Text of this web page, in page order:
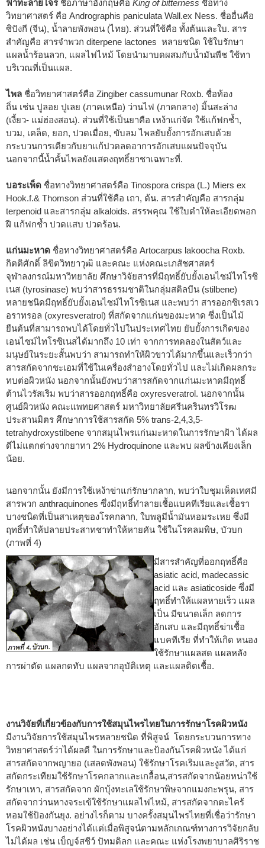
ฟ้าทะลายโจรชื่อภาษาอังกฤษคือ King of bitterness ชื่อทาง
วิทยาศาสตร์ คือ Andrographis paniculata Wall.ex Ness. ชื่ออื่นคือ
ซิปังกี (จีน), น้ำลายพังพอน (ไทย). ส่วนที่ใช้คือ ทั้งต้นและใบ. สาร
สำคัญคือ สารจำพวก diterpene lactones หลายชนิด ใช้ใบรักษา
แผลน้ำร้อนลวก, แผลไฟไหม้ โดยนำมาบดผสมกับน้ำมันพืช ใช้ทา
บริเวณที่เป็นแผล.
ไพล ชื่อวิทยาศาสตร์คือ Zingiber cassumunar Roxb. ชื่อท้อง
ถิ่น เช่น ปูลอย ปูเลย (ภาคเหนือ) ว่านไฟ (ภาคกลาง) มิ้นสะล่าง
(เงี้ยว- แม่ฮ่องสอน). ส่วนที่ใช้เป็นยาคือ เหง้าแก่จัด ใช้แก้ฟกช้ำ,
บวม, เคล็ด, ยอก, ปวดเมื่อย, ขับลม ไพลยับยั้งการอักเสบด้วย
กระบวนการเดียวกับยาแก้ปวดลดอาการอักเสบแผนปัจจุบัน
นอกจากนี้น้ำคั้นไพลยังแสดงฤทธิ์ยาชาเฉพาะที่.
บอระเพ็ด ชื่อทางวิทยาศาสตร์คือ Tinospora crispa (L.) Miers ex
Hook.f.& Thomson ส่วนที่ใช้คือ เถา, ต้น. สารสำคัญคือ สารกลุ่ม
terpenoid และสารกลุ่ม alkaloids. สรรพคุณ ใช้ใบตำให้ละเอียดพอก
ฝี แก้ฟกช้ำ ปวดแสบ ปวดร้อน.
แก่นมะหาด ชื่อทางวิทยาศาสตร์คือ Artocarpus lakoocha Roxb.
กิตติศักดิ์ ลิขิตวิทยาวุฒิ และคณะ แห่งคณะเภสัชศาสตร์
จุฬาลงกรณ์มหาวิทยาลัย ศึกษาวิจัยสารที่มีฤทธิ์ยับยั้งเอนไซม์ไทโรซิ
เนส (tyrosinase) พบว่าสารธรรมชาติในกลุ่มสติลบีน (stilbene)
หลายชนิดมีฤทธิ์ยับยั้งเอนไซม์ไทโรซิเนส และพบว่า สารออกซิเรสเว
อราทรอล (oxyresveratrol) ที่สกัดจากแก่นของมะหาด ซึ่งเป็นไม้
ยืนต้นที่สามารถพบได้โดยทั่วไปในประเทศไทย ยับยั้งการเกิดของ
เอนไซม์ไทโรซิเนสได้มากถึง 10 เท่า จากการทดลองในสัตว์และ
มนุษย์ในระยะสั้นพบว่า สามารถทำให้ผิวขาวได้มากขึ้นและเร็วกว่า
สารสกัดจากชะเอมที่ใช้ในเครื่องสำอางโดยทั่วไป และไม่เกิดผลกระ
ทบต่อผิวหนัง นอกจากนั้นยังพบว่าสารสกัดจากแก่นมะหาดมีฤทธิ์
ต้านไวรัสเริม พบว่าสารออกฤทธิ์คือ oxyresveratrol. นอกจากนั้น
ศูนย์ผิวหนัง คณะแพทยศาสตร์ มหาวิทยาลัยศรีนครินทรวิโรฒ
ประสานมิตร ศึกษาการใช้สารสกัด 5% trans-2,4,3,5-
tetrahydroxystilbene จากสมุนไพรแก่นมะหาดในการรักษาฝ้า ได้ผล
ดีไม่แตกต่างจากยาทา 2% Hydroquinone และพบ ผลข้างเคียงเล็ก
น้อย.
นอกจากนั้น ยังมีการใช้เหง้าข่าแก่รักษากลาก, พบว่าใบชุมเห็ดเทศมี
สารพวก anthraquinones ซึ่งมีฤทธิ์ทำลายเชื้อแบคทีเรียและเชื้อรา
บางชนิดที่เป็นสาเหตุของโรคกลาก, ใบพลูมีน้ำมันหอมระเหย ซึ่งมี
ฤทธิ์ทำให้ปลายประสาทชาทำให้หายคัน ใช้ในโรคลมพิษ, บัวบก
(ภาพที่ 4)
มีสารสำคัญที่ออกฤทธิ์คือ
asiatic acid, madecassic
acid และ asiaticoside ซึ่งมี
ฤทธิ์ทำให้แผลหายเร็ว แผล
เป็น มีขนาดเล็ก ลดการ
อักเสบ และมีฤทธิ์ฆ่าเชื้อ
แบคทีเรีย ที่ทำให้เกิด หนอง
ใช้รักษาแผลสด แผลหลัง
การผ่าตัด แผลกดทับ แผลจากอุบัติเหตุ และแผลติดเชื้อ.
งานวิจัยที่เกี่ยวข้องกับการใช้สมุนไพรไทยในการรักษาโรคผิวหนัง
มีงานวิจัยการใช้สมุนไพรหลายชนิด ที่พิสูจน์ โดยกระบวนการทาง
วิทยาศาสตร์ว่าได้ผลดี ในการรักษาและป้องกันโรคผิวหนัง ได้แก่
สารสกัดจากพญายอ (เสลดพังพอน) ใช้รักษาโรคเริมและงูสวัด, สาร
สกัดกระเทียมใช้รักษาโรคกลากและเกลื้อน,สารสกัดจากน้อยหน่าใช้
รักษาเหา, สารสกัดจาก ผักบุ้งทะเลใช้รักษาพิษจากแมงกะพรุน, สาร
สกัดจากว่านหางจระเข้ใช้รักษาแผลไฟไหม้, สารสกัดจากตะไคร้
หอมใช้ป้องกันยุง. อย่างไรก็ตาม บางครั้งสมุนไพรไทยที่เชื่อว่ารักษา
โรคผิวหนังบางอย่างได้แต่เมื่อพิสูจน์ตามหลักเกณฑ์ทางการวิจัยกลับ
ไม่ได้ผล เช่น เบ็ญจ์สชีว์ ปัทมดิลก และคณะ แห่งโรงพยาบาลศิริราช